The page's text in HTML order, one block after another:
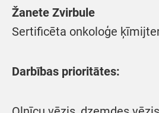
Žanete Zvirbule
Sertificēta onkoloģe
Darbības prioritātes: